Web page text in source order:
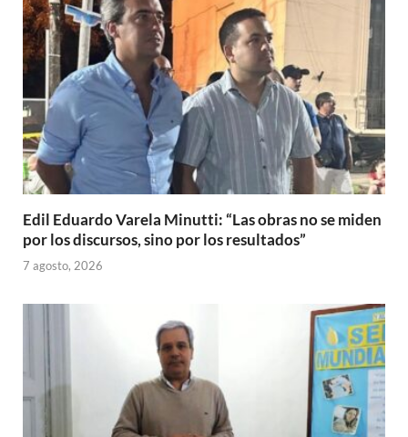
Edil Eduardo Varela Minutti: “Las obras no se miden
por los discursos, sino por los resultados”
7 agosto, 2026